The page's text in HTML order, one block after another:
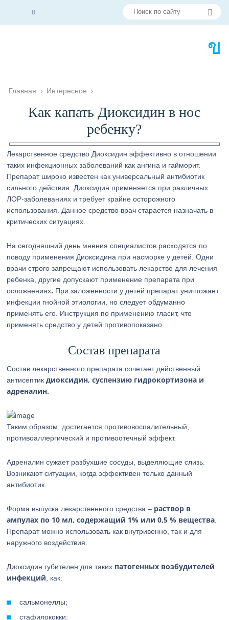
Главная › Интересное ›
Как капать Диоксидин в нос
ребенку?
Лекарственное средство Диоксидин эффективно в отношении
таких инфекционных заболеваний как ангина и гайморит.
Препарат широко известен как универсальный антибиотик
сильного действия. Диоксидин применяется при различных
ЛОР-заболеваниях и требует крайне осторожного
использования. Данное средство врач старается назначать в
критических ситуациях.
На сегодняшний день мнения специалистов расходятся по
поводу применения Диоксидина при насморке у детей. Одни
врачи строго запрещают использовать лекарство для лечения
ребенка, другие допускают применение препарата при
осложнениях. При заложенности у детей препарат уничтожает
инфекции гнойной этиологии, но следует обдуманно
применять его. Инструкция по применению гласит, что
применять средство у детей противопоказано.
Состав препарата
Состав лекарственного препарата сочетает действенный
антисептикдиоксидин, суспензию гидрокортизона и
адреналин.
Таким образом, достигается противовоспалительный,
противоаллергический и противоотечный эффект.
Адреналин сужает разбухшие сосуды, выделяющие слизь.
Возникают ситуации, когда эффективен только данный
антибиотик.
Форма выпуска лекарственного средства – раствор в
ампулах по 10 мл, содержащий 1% или 0,5 % вещества
Препарат можно использовать как внутривенно, так и для
наружного воздействия.
Диоксидин губителен для таких патогенных возбудителей
инфекций , как:
сальмонеллы;
стафилококки;